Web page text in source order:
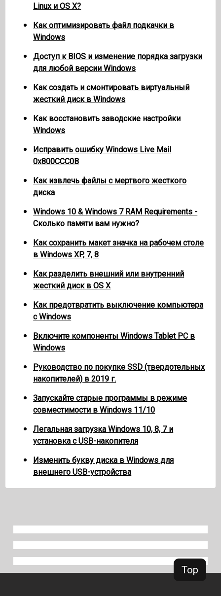
Top
Linux и OS X?
Как оптимизировать файл подкачки в
Windows
Доступ к BIOS и изменение порядка загрузки
для любой версии Windows
Как создать и смонтировать виртуальный
жесткий диск в Windows
Как восстановить заводские настройки
Windows
Исправить ошибку Windows Live Mail
0x800CCC0B
Как извлечь файлы с мертвого жесткого
диска
Windows 10 & Windows 7 RAM Requirements -
Сколько памяти вам нужно?
Как сохранить макет значка на рабочем столе
в Windows XP, 7, 8
Как разделить внешний или внутренний
жесткий диск в OS X
Как предотвратить выключение компьютера
с Windows
Включите компоненты Windows Tablet PC в
Windows
Руководство по покупке SSD (твердотельных
накопителей) в 2019 г.
Запускайте старые программы в режиме
совместимости в Windows 11/10
Легальная загрузка Windows 10, 8, 7 и
установка с USB-накопителя
Изменить букву диска в Windows для
внешнего USB-устройства